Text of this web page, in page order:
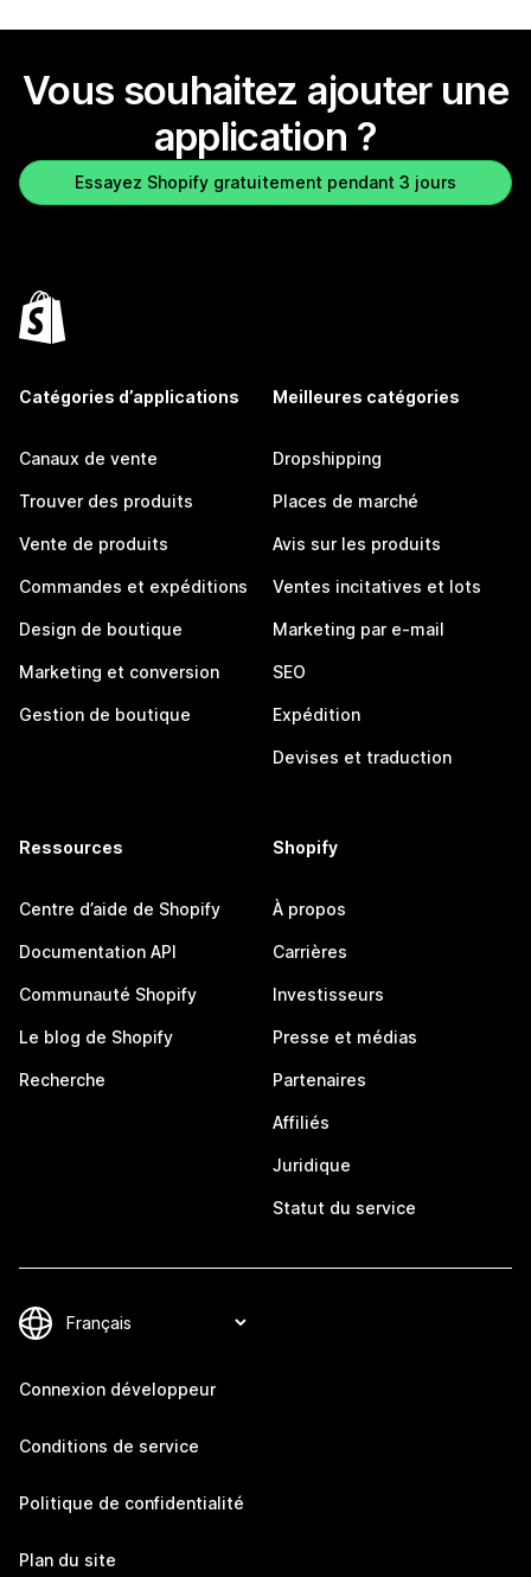
Vous souhaitez ajouter une
application ?
Essayez Shopify gratuitement pendant 3 jours
Catégories d’applications
Canaux de vente
Trouver des produits
Vente de produits
Commandes et expéditions
Design de boutique
Marketing et conversion
Gestion de boutique
Meilleures catégories
Dropshipping
Places de marché
Avis sur les produits
Ventes incitatives et lots
Marketing par e-mail
SEO
Expédition
Devises et traduction
Ressources
Centre d’aide de Shopify
Documentation API
Communauté Shopify
Le blog de Shopify
Recherche
Shopify
À propos
Carrières
Investisseurs
Presse et médias
Partenaires
Affiliés
Juridique
Statut du service
Connexion développeur
Conditions de service
Politique de confidentialité
Plan du site